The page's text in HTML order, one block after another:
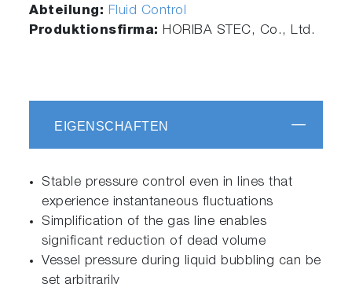
Abteilung: Fluid Control
Produktionsfirma:HORIBA STEC, Co., Ltd.
EIGENSCHAFTEN
Stable pressure control even in lines that
experience instantaneous fluctuations
Simplification of the gas line enables
significant reduction of dead volume
Vessel pressure during liquid bubbling can be
set arbitrarily